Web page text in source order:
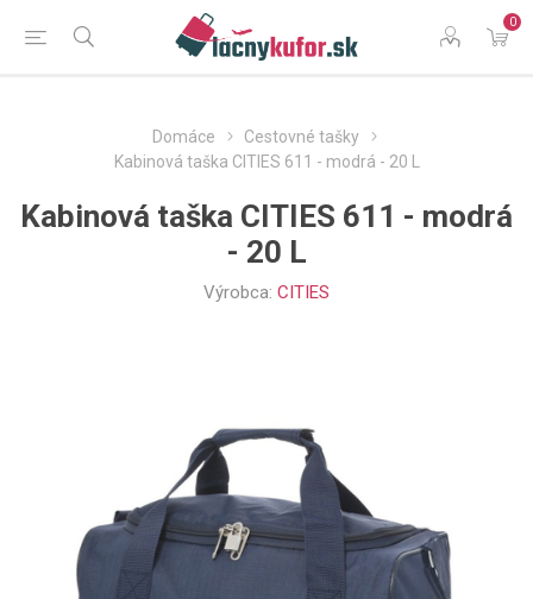
0
Domáce
Cestovné tašky
Kabinová taška CITIES 611 - modrá - 20 L
Kabinová taška CITIES 611 - modrá
- 20 L
Výrobca: CITIES